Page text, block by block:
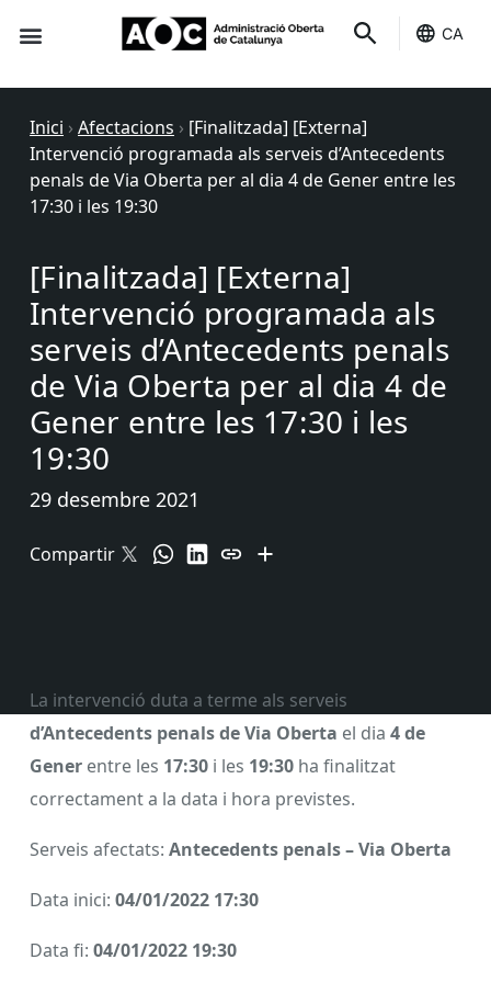
CA
Inici › Afectacions › [Finalitzada] [Externa]
Intervenció programada als serveis d’Antecedents
penals de Via Oberta per al dia 4 de Gener entre les
17:30 i les 19:30
[Finalitzada] [Externa]
Intervenció programada als
serveis d’Antecedents penals
de Via Oberta per al dia 4 de
Gener entre les 17:30 i les
19:30
29 desembre 2021
Compartir
La intervenció duta a terme als serveis
d’Antecedents penals de Via Oberta el dia 4 de
Gener entre les 17:30 i les 19:30 ha finalitzat
correctament a la data i hora previstes.
Serveis afectats: Antecedents penals – Via Oberta
Data inici: 04/01/2022 17:30
Data fi: 04/01/2022 19:30